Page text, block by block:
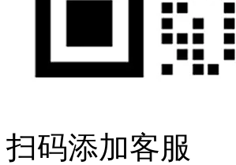
扫码添加客服